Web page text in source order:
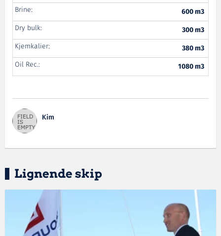
Brine:
600 m3
Dry bulk:
300 m3
Kjemkalier:
380 m3
Oil Rec.:
1080 m3
Kim
Lignende skip